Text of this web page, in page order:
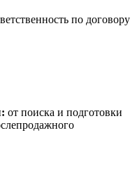
по договору
от поиска и подготовки